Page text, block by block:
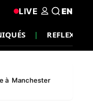
REFLEXION
LIVE EN
à Manchester